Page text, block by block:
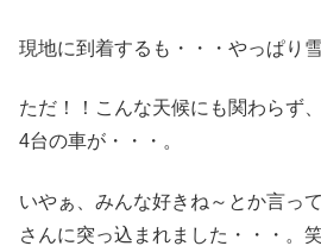
現地に到着するも・・・やっぱり
ただ！！こんな天候にも関わらず
4台の車が・・・。
いやぁ、みんな好きね～とか言っ
さんに突っ込まれました・・・。